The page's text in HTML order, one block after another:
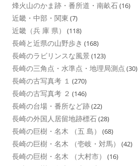
烽火山のかま跡・番所道・南畝石(16)
近畿・中部・関東 (7)
近畿（兵 庫 県） (118)
長崎と近県の山野歩き (168)
長崎のラビリンスな風景 (123)
長崎の三角点・水準点・地理局測点 (30)
長崎の古写真考 １ (270)
長崎の古写真考 ２ (146)
長崎の台場・番所など跡(22)
長崎の外国人居留地跡標石(28)
長崎の巨樹・名木 （五 島） (68)
長崎の巨樹・名木 （壱岐・対馬） (42)
長崎の巨樹・名木 （大村市） (16)